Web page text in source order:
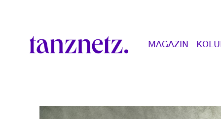
Main navigation
MAGAZIN